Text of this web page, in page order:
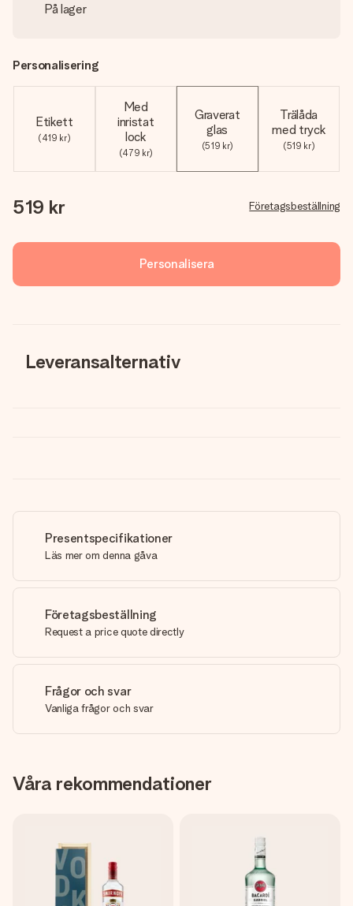
På lager
Personalisering
Etikett
(419 kr)
Med
inristat
lock
(479 kr)
Graverat
glas
(519 kr)
Trälåda
med tryck
(519 kr)
519 kr Företagsbeställning
Personalisera
Leveransalternativ
Presentspecifikationer
Läs mer om denna gåva
Företagsbeställning
Request a price quote directly
Frågor och svar
Vanliga frågor och svar
Våra rekommendationer